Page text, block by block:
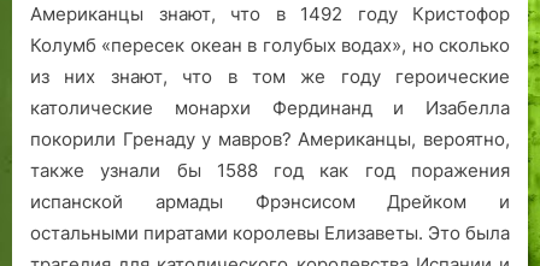
Американцы знают, что в 1492 году Кристофор
Колумб «пересек океан в голубых водах», но сколько
из них знают, что в том же году героические
католические монархи Фердинанд и Изабелла
покорили Гренаду у мавров? Американцы, вероятно,
также узнали бы 1588 год как год поражения
испанской армады Фрэнсисом Дрейком и
остальными пиратами королевы Елизаветы. Это была